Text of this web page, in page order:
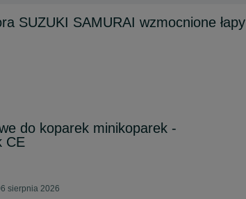
SUZUKI SAMURAI wzmocnione łapy
do koparek minikoparek -
CE
sierpnia 2026